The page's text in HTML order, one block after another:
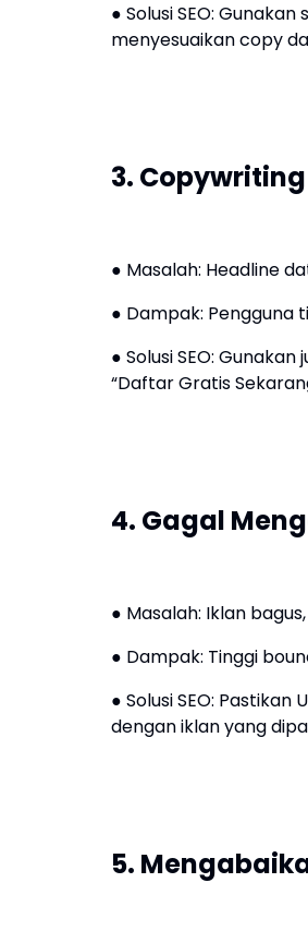
● Solusi SEO:
menyesuaikan copy
3.
● Masalah: Headline
● Dampak:
● Solusi SEO:
“Daftar Gratis
4. Gagal
● Masalah: Iklan
● Dampak: Tinggi
● Solusi SEO:
dengan iklan yang
5.